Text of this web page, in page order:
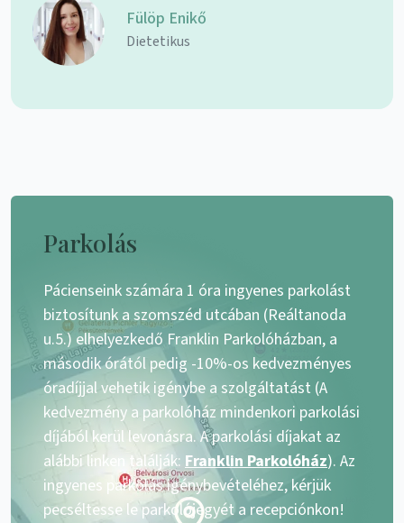
Fülöp Enikő
Dietetikus
Parkolás
Pácienseink számára 1 óra ingyenes parkolást
biztosítunk a szomszéd utcában (Reáltanoda
u.5.) elhelyezkedő Franklin Parkolóházban, a
második órától pedig -10%-os kedvezményes
óradíjjal vehetik igénybe a szolgáltatást (A
kedvezmény a parkolóház mindenkori parkolási
díjából kerül levonásra. A parkolási díjakat az
alábbi linken találják: Franklin Parkolóház). Az
ingyenes parkolás igénybevételéhez, kérjük
pecséltesse le parkolójegyét a recepciónkon!